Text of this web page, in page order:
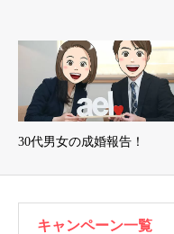
30代男女の成婚報告！
キャンペーン一覧